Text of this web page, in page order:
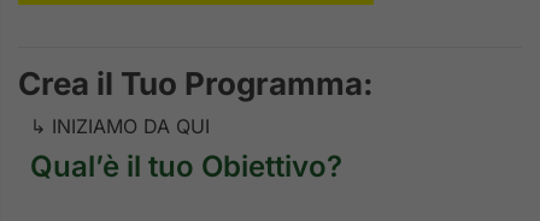
Crea il Tuo Programma:
↳ INIZIAMO DA QUI
Qual’è il tuo Obiettivo?